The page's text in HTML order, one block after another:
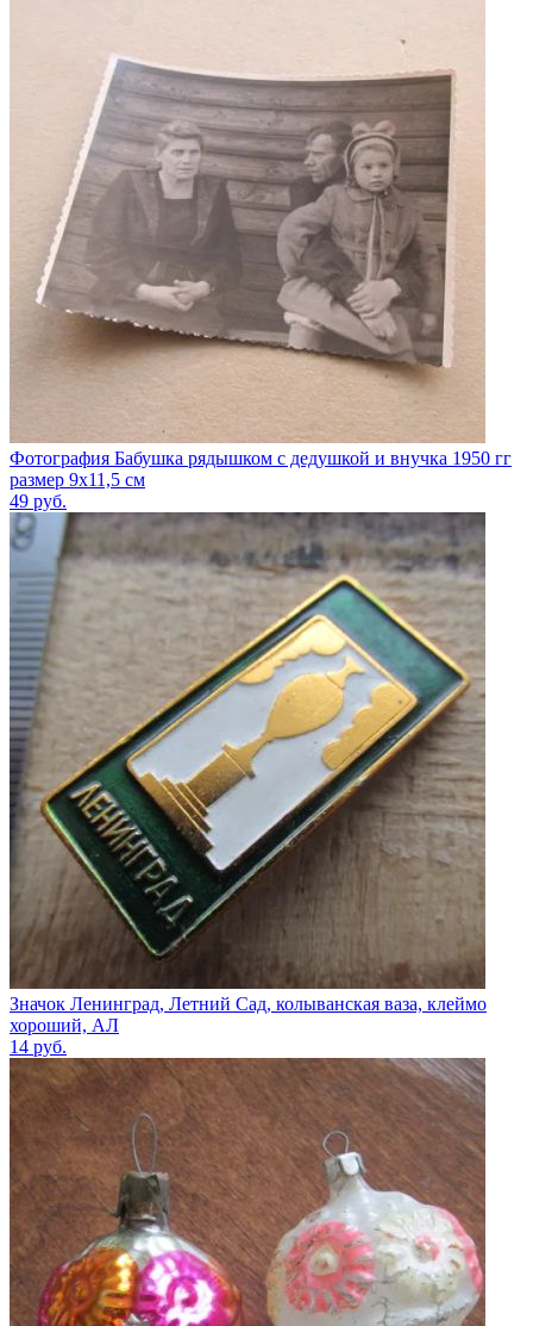
Фотография Бабушка рядышком с дедушкой и внучка 1950 гг
размер 9х11,5 см
49 руб.
Значок Ленинград, Летний Сад, колыванская ваза, клеймо
хороший, АЛ
14 руб.